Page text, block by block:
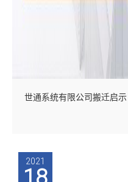
世通系统有限公司搬迁启示
2021